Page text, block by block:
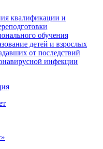
квалификации и
обучения
детей и взрослых
от последствий
инфекции